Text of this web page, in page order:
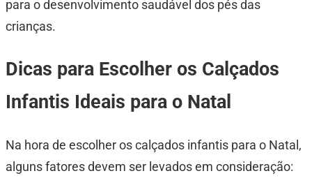
para o desenvolvimento saudável dos pés das
crianças.
Dicas para Escolher os Calçados
Infantis Ideais para o Natal
Na hora de escolher os calçados infantis para o Natal,
alguns fatores devem ser levados em consideração: